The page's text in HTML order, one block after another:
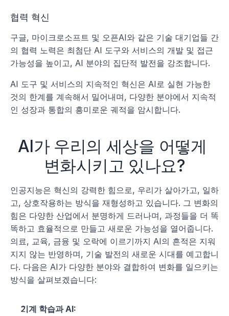
협력 혁신
구글, 마이크로소프트 및 오픈AI와 같은 기술 대기업들 간
의 협력 노력은 최첨단 AI 도구와 서비스의 개발 및 접근
가능성을 높이고, AI 분야의 집단적 발전을 강조합니다.
AI 도구 및 서비스의 지속적인 혁신은 AI로 실현 가능한
것의 한계를 계속해서 밀어내며, 다양한 분야에서 지속적
인 성장과 통합의 흥미로운 궤적을 암시합니다.
AI가 우리의 세상을 어떻게
변화시키고 있나요?
인공지능은 혁신의 강력한 힘으로, 우리가 살아가고, 일하
고, 상호작용하는 방식을 재형성하고 있습니다. 그 변화의
힘은 다양한 산업에서 분명하게 드러나며, 과정들을 더 똑
똑하고 효율적으로 만들고 새로운 가능성을 열어줍니다.
의료, 교육, 금융 및 오락에 이르기까지 AI의 흔적은 지워
지지 않는 반영하며, 기술 발전의 새로운 시대를 예고합니
다. 다음은 AI가 다양한 분야와 결합하여 변화를 일으키는
방식을 살펴보겠습니다:
기계 학습과 AI: